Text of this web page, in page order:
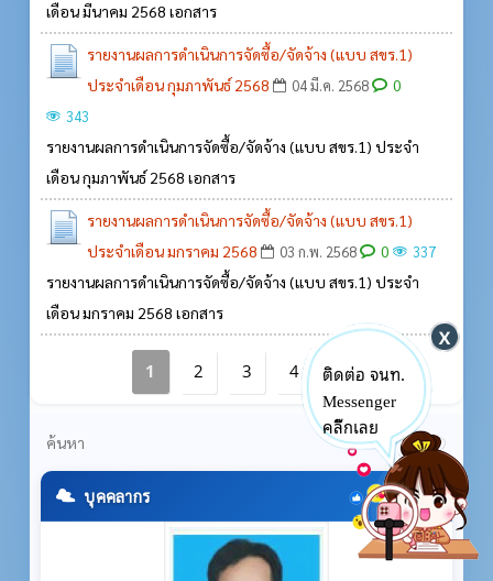
ติดต่อ จนท.
Messenger
คลิ๊กเลย
เดือน มีนาคม 2568 เอกสาร
รายงานผลการดำเนินการจัดซื้อ/จัดจ้าง (แบบ สขร.1)
ประจำเดือน กุมภาพันธ์ 2568
04 มี.ค. 2568 0
343
รายงานผลการดำเนินการจัดซื้อ/จัดจ้าง (แบบ สขร.1) ประจำ
เดือน กุมภาพันธ์ 2568 เอกสาร
รายงานผลการดำเนินการจัดซื้อ/จัดจ้าง (แบบ สขร.1)
ประจำเดือน มกราคม 2568
03 ก.พ. 2568 0 337
รายงานผลการดำเนินการจัดซื้อ/จัดจ้าง (แบบ สขร.1) ประจำ
เดือน มกราคม 2568 เอกสาร
1 2 3 4 5
บุคคลากร